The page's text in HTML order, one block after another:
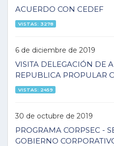
ACUERDO CON CEDEF
VISTAS: 3278
6 de diciembre de 2019
VISITA DELEGACIÓN DE
REPUBLICA PROPULAR
VISTAS: 2459
30 de octubre de 2019
PROGRAMA CORPSEC -
GOBIERNO